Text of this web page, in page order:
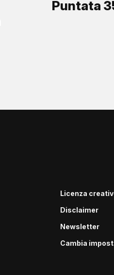
Puntata
Licenza
Disclaimer
Newsletter
Cambia